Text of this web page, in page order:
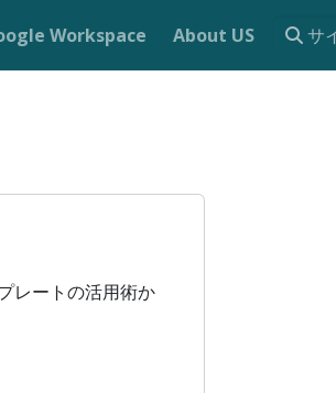
Workspace About US
レートの活用術か